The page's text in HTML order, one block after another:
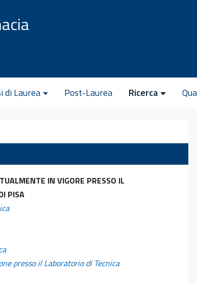
di Laurea Post-Laurea Ricerca
IN VIGORE PRESSO IL
PISA
presso il Laboratorio di Tecnica